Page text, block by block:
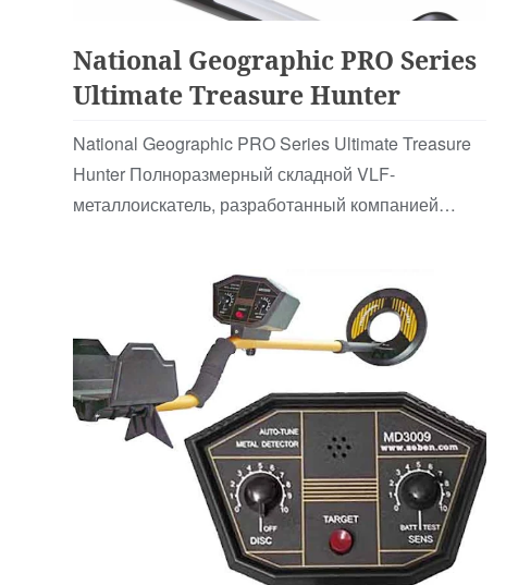
National Geographic PRO Series
Ultimate Treasure Hunter
National Geographic PRO Series Ultimate Treasure
Hunter Полноразмерный складной VLF-
металлоискатель, разработанный компанией